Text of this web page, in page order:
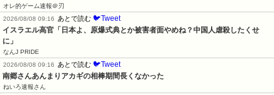
オレ的ゲーム速報＠刃
2026/08/08 09:16
あとで読む 🐦Tweet
イスラエル高官「日本よ、原爆式典とか被害者面やめね？中国人虐殺したくせ
に」
なんJ PRIDE
2026/08/08 09:16
あとで読む 🐦Tweet
南郷さんあんまりアカギの相棒期間長くなかった
ねいろ速報さん